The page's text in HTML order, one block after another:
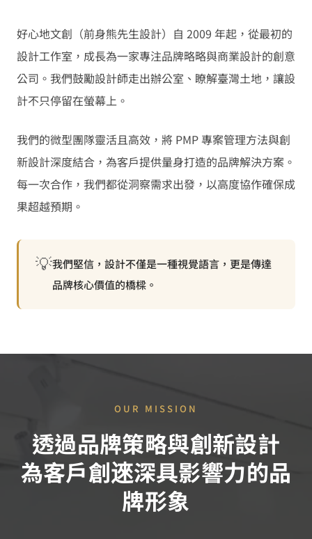
好心地文創（前身熊先生設計）自 2009 年起，從最初的
設計工作室，成長為一家專注品牌略略與商業設計的創意
公司。我們鼓勵設計師走出辦公室、瞭解臺灣土地，讓設
計不只停留在螢幕上。
我們的微型團隊靈活且高效，將 PMP 專案管理方法與創
新設計深度結合，為客戶提供量身打造的品牌解決方案。
每一次合作，我們都從洞察需求出發，以高度協作確保成
果超越預期。
💡我們堅信，設計不僅是一種視覺語言，更是傳達
品牌核心價值的橋樑。
OUR MISSION
透過品牌策略與創新設計
為客戶創逨深具影響力的品
牌形象